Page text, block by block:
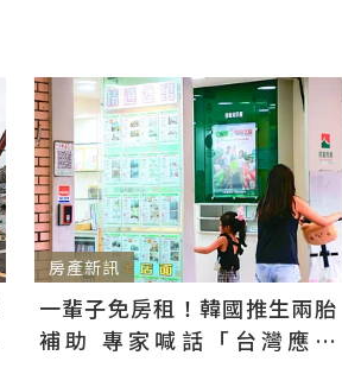
房產新訊
一輩子免房租！韓國推生兩胎
補助 專家喊話「台灣應學